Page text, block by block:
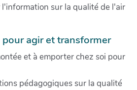
sur la qualité de l'air
agir et transformer
et à emporter chez soi pour
pédagogiques sur la qualité